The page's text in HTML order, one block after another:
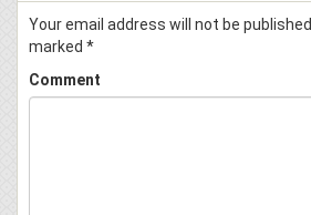
Your email address will not be published.
marked *
Comment